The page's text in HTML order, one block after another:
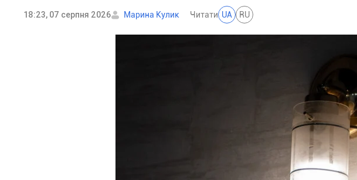
18:23, 07 серпня 2026 Марина Кулик Читати UA RU